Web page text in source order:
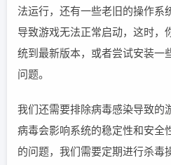
法运行，还有一些老旧的操作系
导致游戏无法正常启动，这时，
统到最新版本，或者尝试安装一
问题。
我们还需要排除病毒感染导致的
病毒会影响系统的稳定性和安全
的问题，我们需要定期进行杀毒